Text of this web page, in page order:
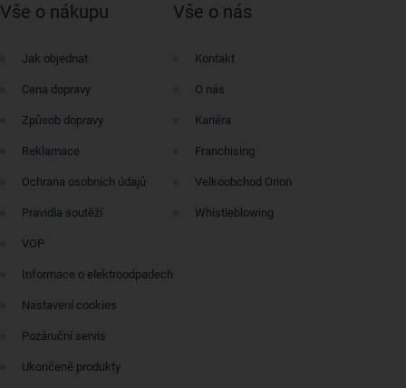
Vše o nákupu
Jak objednat
Cena dopravy
Způsob dopravy
Reklamace
Ochrana osobních údajů
Pravidla soutěží
VOP
Informace o elektroodpadech
Nastavení cookies
Pozáruční servis
Ukončené produkty
Vše o nás
Kontakt
O nás
Kariéra
Franchising
Velkoobchod Orion
Whistleblowing